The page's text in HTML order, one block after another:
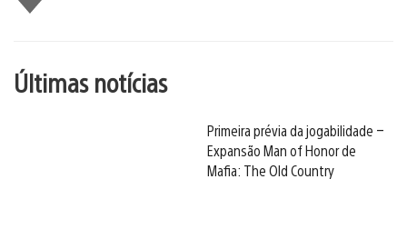
Últimas notícias
Primeira prévia da jogabilidade –
Expansão Man of Honor de
Mafia: The Old Country